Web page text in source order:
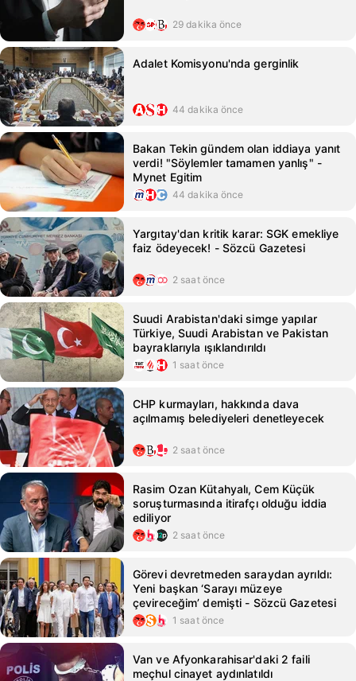
29 dakika önce
Adalet Komisyonu'nda gerginlik
44 dakika önce
Bakan Tekin gündem olan iddiaya yanıt
verdi! "Söylemler tamamen yanlış" -
Mynet Egitim
44 dakika önce
Yargıtay'dan kritik karar: SGK emekliye
faiz ödeyecek! - Sözcü Gazetesi
2 saat önce
Suudi Arabistan'daki simge yapılar
Türkiye, Suudi Arabistan ve Pakistan
bayraklarıyla ışıklandırıldı
1 saat önce
CHP kurmayları, hakkında dava
açılmamış belediyeleri denetleyecek
2 saat önce
Rasim Ozan Kütahyalı, Cem Küçük
soruşturmasında itirafçı olduğu iddia
ediliyor
2 saat önce
Görevi devretmeden saraydan ayrıldı:
Yeni başkan ‘Sarayı müzeye
çevireceğim’ demişti - Sözcü Gazetesi
1 saat önce
Van ve Afyonkarahisar'daki 2 faili
meçhul cinayet aydınlatıldı